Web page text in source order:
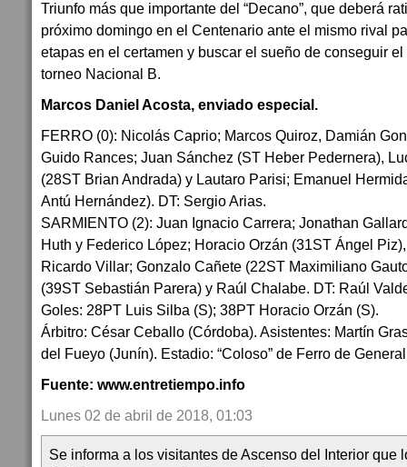
Triunfo más que importante del “Decano”, que deberá
próximo domingo en el Centenario ante el mismo rival
etapas en el certamen y buscar el sueño de conseguir
torneo Nacional B.
Marcos Daniel Acosta, enviado especial.
FERRO (0): Nicolás Caprio; Marcos Quiroz, Damián
Guido Rances; Juan Sánchez (ST Heber Pedernera),
(28ST Brian Andrada) y Lautaro Parisi; Emanuel
Antú Hernández). DT: Sergio Arias.
SARMIENTO (2): Juan Ignacio Carrera; Jonathan
Huth y Federico López; Horacio Orzán (31ST Ángel
Ricardo Villar; Gonzalo Cañete (22ST Maximiliano
(39ST Sebastián Parera) y Raúl Chalabe. DT: Raúl
Goles: 28PT Luis Silba (S); 38PT Horacio Orzán (S).
Árbitro: César Ceballo (Córdoba). Asistentes: Martín
del Fueyo (Junín). Estadio: “Coloso” de Ferro de
Fuente: www.entretiempo.info
Lunes 02 de abril de 2018, 01:03
Se informa a los visitantes de Ascenso del Interior que